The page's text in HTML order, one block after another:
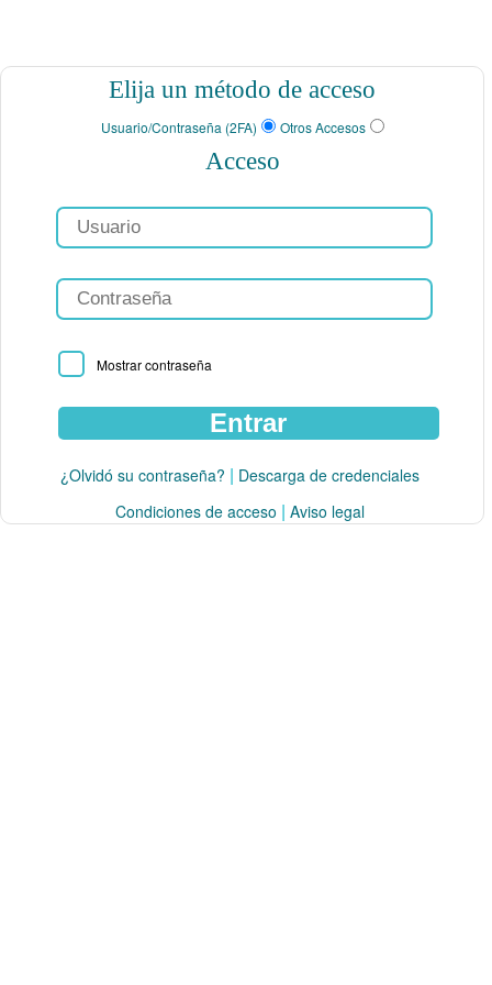
Elija un método de acceso
Usuario/Contraseña (2FA) Otros Accesos
Acceso
Mostrar contraseña
¿Olvidó su contraseña? | Descarga de credenciales
Condiciones de acceso |Aviso legal